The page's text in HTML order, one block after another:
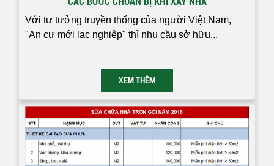
Với tư tưởng truyền thống của người Việt Nam,
"An cư mới lạc nghiệp" thì nhu cầu sở hữu...
XEM THÊM